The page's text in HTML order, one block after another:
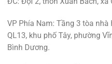
VP Phía Nam: Tầng 3 tòa
QL13, khu phố Tây, phường
Bình Dương.